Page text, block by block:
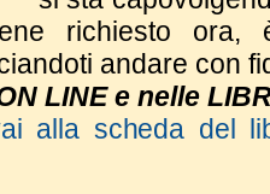
richiesto ora,
andare con
LINE e nelle
alla scheda del